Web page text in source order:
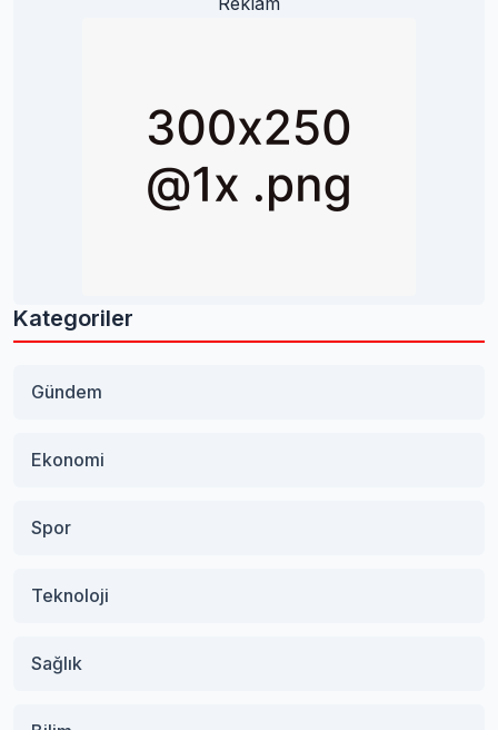
Kategoriler
Gündem
Ekonomi
Spor
Teknoloji
Sağlık